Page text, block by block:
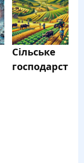
Сільське
господарство